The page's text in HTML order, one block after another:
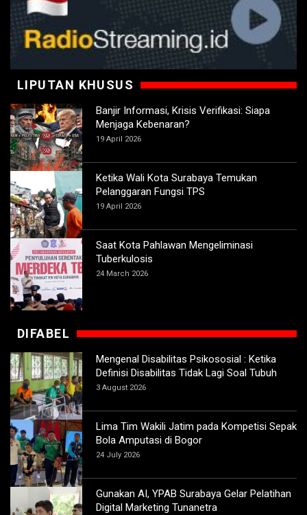
LIPUTAN KHUSUS
Banjir Informasi, Krisis Verifikasi: Siapa
Menjaga Kebenaran?
19 April 2026
Ketika Wali Kota Surabaya Temukan
Pelanggaran Fungsi TPS
19 April 2026
Saat Kota Pahlawan Mengeliminasi
Tuberkulosis
24 March 2026
DIFABEL
Mengenal Disabilitas Psikososial : Ketika
Definisi Disabilitas Tidak Lagi Soal Tubuh
3 August 2026
Lima Tim Wakili Jatim pada Kompetisi Sepak
Bola Amputasi di Bogor
24 July 2026
Gunakan AI, YPAB Surabaya Gelar Pelatihan
Digital Marketing Tunanetra